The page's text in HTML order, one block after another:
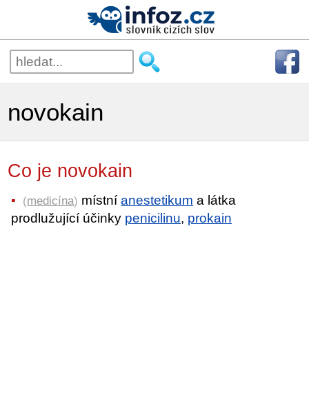
novokain
Co je novokain
(medicína) místníanestetikum a látka
prodlužující účinky penicilinu, prokain